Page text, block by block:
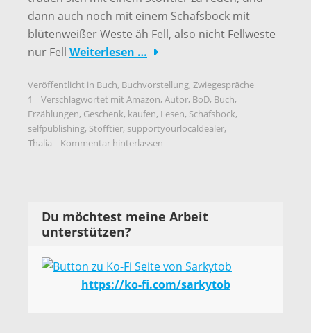
dann auch noch mit einem Schafsbock mit
blütenweißer Weste äh Fell, also nicht Fellweste
nur Fell Weiterlesen …
Veröffentlicht in Buch, Buchvorstellung, Zwiegespräche
1
Verschlagwortet mit Amazon, Autor, BoD, Buch,
Erzählungen, Geschenk, kaufen, Lesen, Schafsbock,
selfpublishing, Stofftier, supportyourlocaldealer,
Thalia
Kommentar hinterlassen
Du möchtest meine Arbeit
unterstützen?
https://ko-fi.com/sarkytob